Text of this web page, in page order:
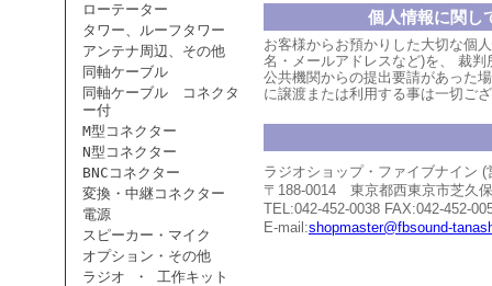
ローテーター
タワー、ルーフタワー
アンテナ周辺、その他
同軸ケーブル
同軸ケーブル コネクタ
ー付
M型コネクター
N型コネクター
BNCコネクター
変換・中継コネクター
電源
スピーカー・マイク
オプション・その他
ラジオ ・ 工作キット
個人情報に関し
お客様からお預かりした大切な個
名・メールアドレスなど)を、 裁判
公共機関からの提出要請があった
に譲渡または利用する事は一切ご
ラジオショップ・ファイブナイン
〒188-0014 東京都西東京市芝久
TEL:042-452-0038 FAX:042-452-
E-mail:shopmaster@fbsound-